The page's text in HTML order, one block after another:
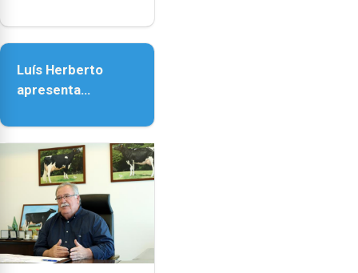
e
as
18h00.
Senhora da
Luís Herberto
apresenta
Paisagem’